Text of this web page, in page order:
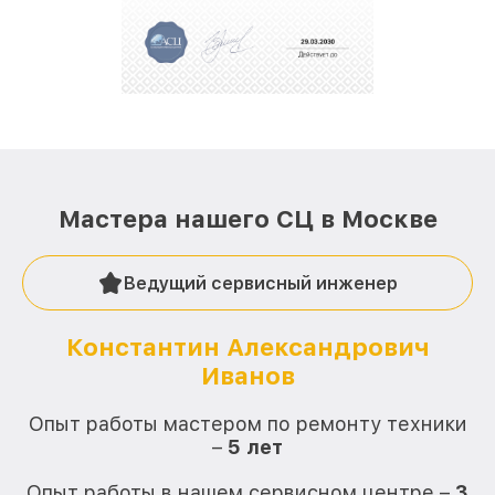
репутацию. Мы постоянно совершенствуемся и
стараемся каждый день делать наш сервис еще
Мастера нашего СЦ в Москве
Ведущий сервисный инженер
Константин Александрович
Иванов
Опыт работы мастером по ремонту техники
– 5 лет